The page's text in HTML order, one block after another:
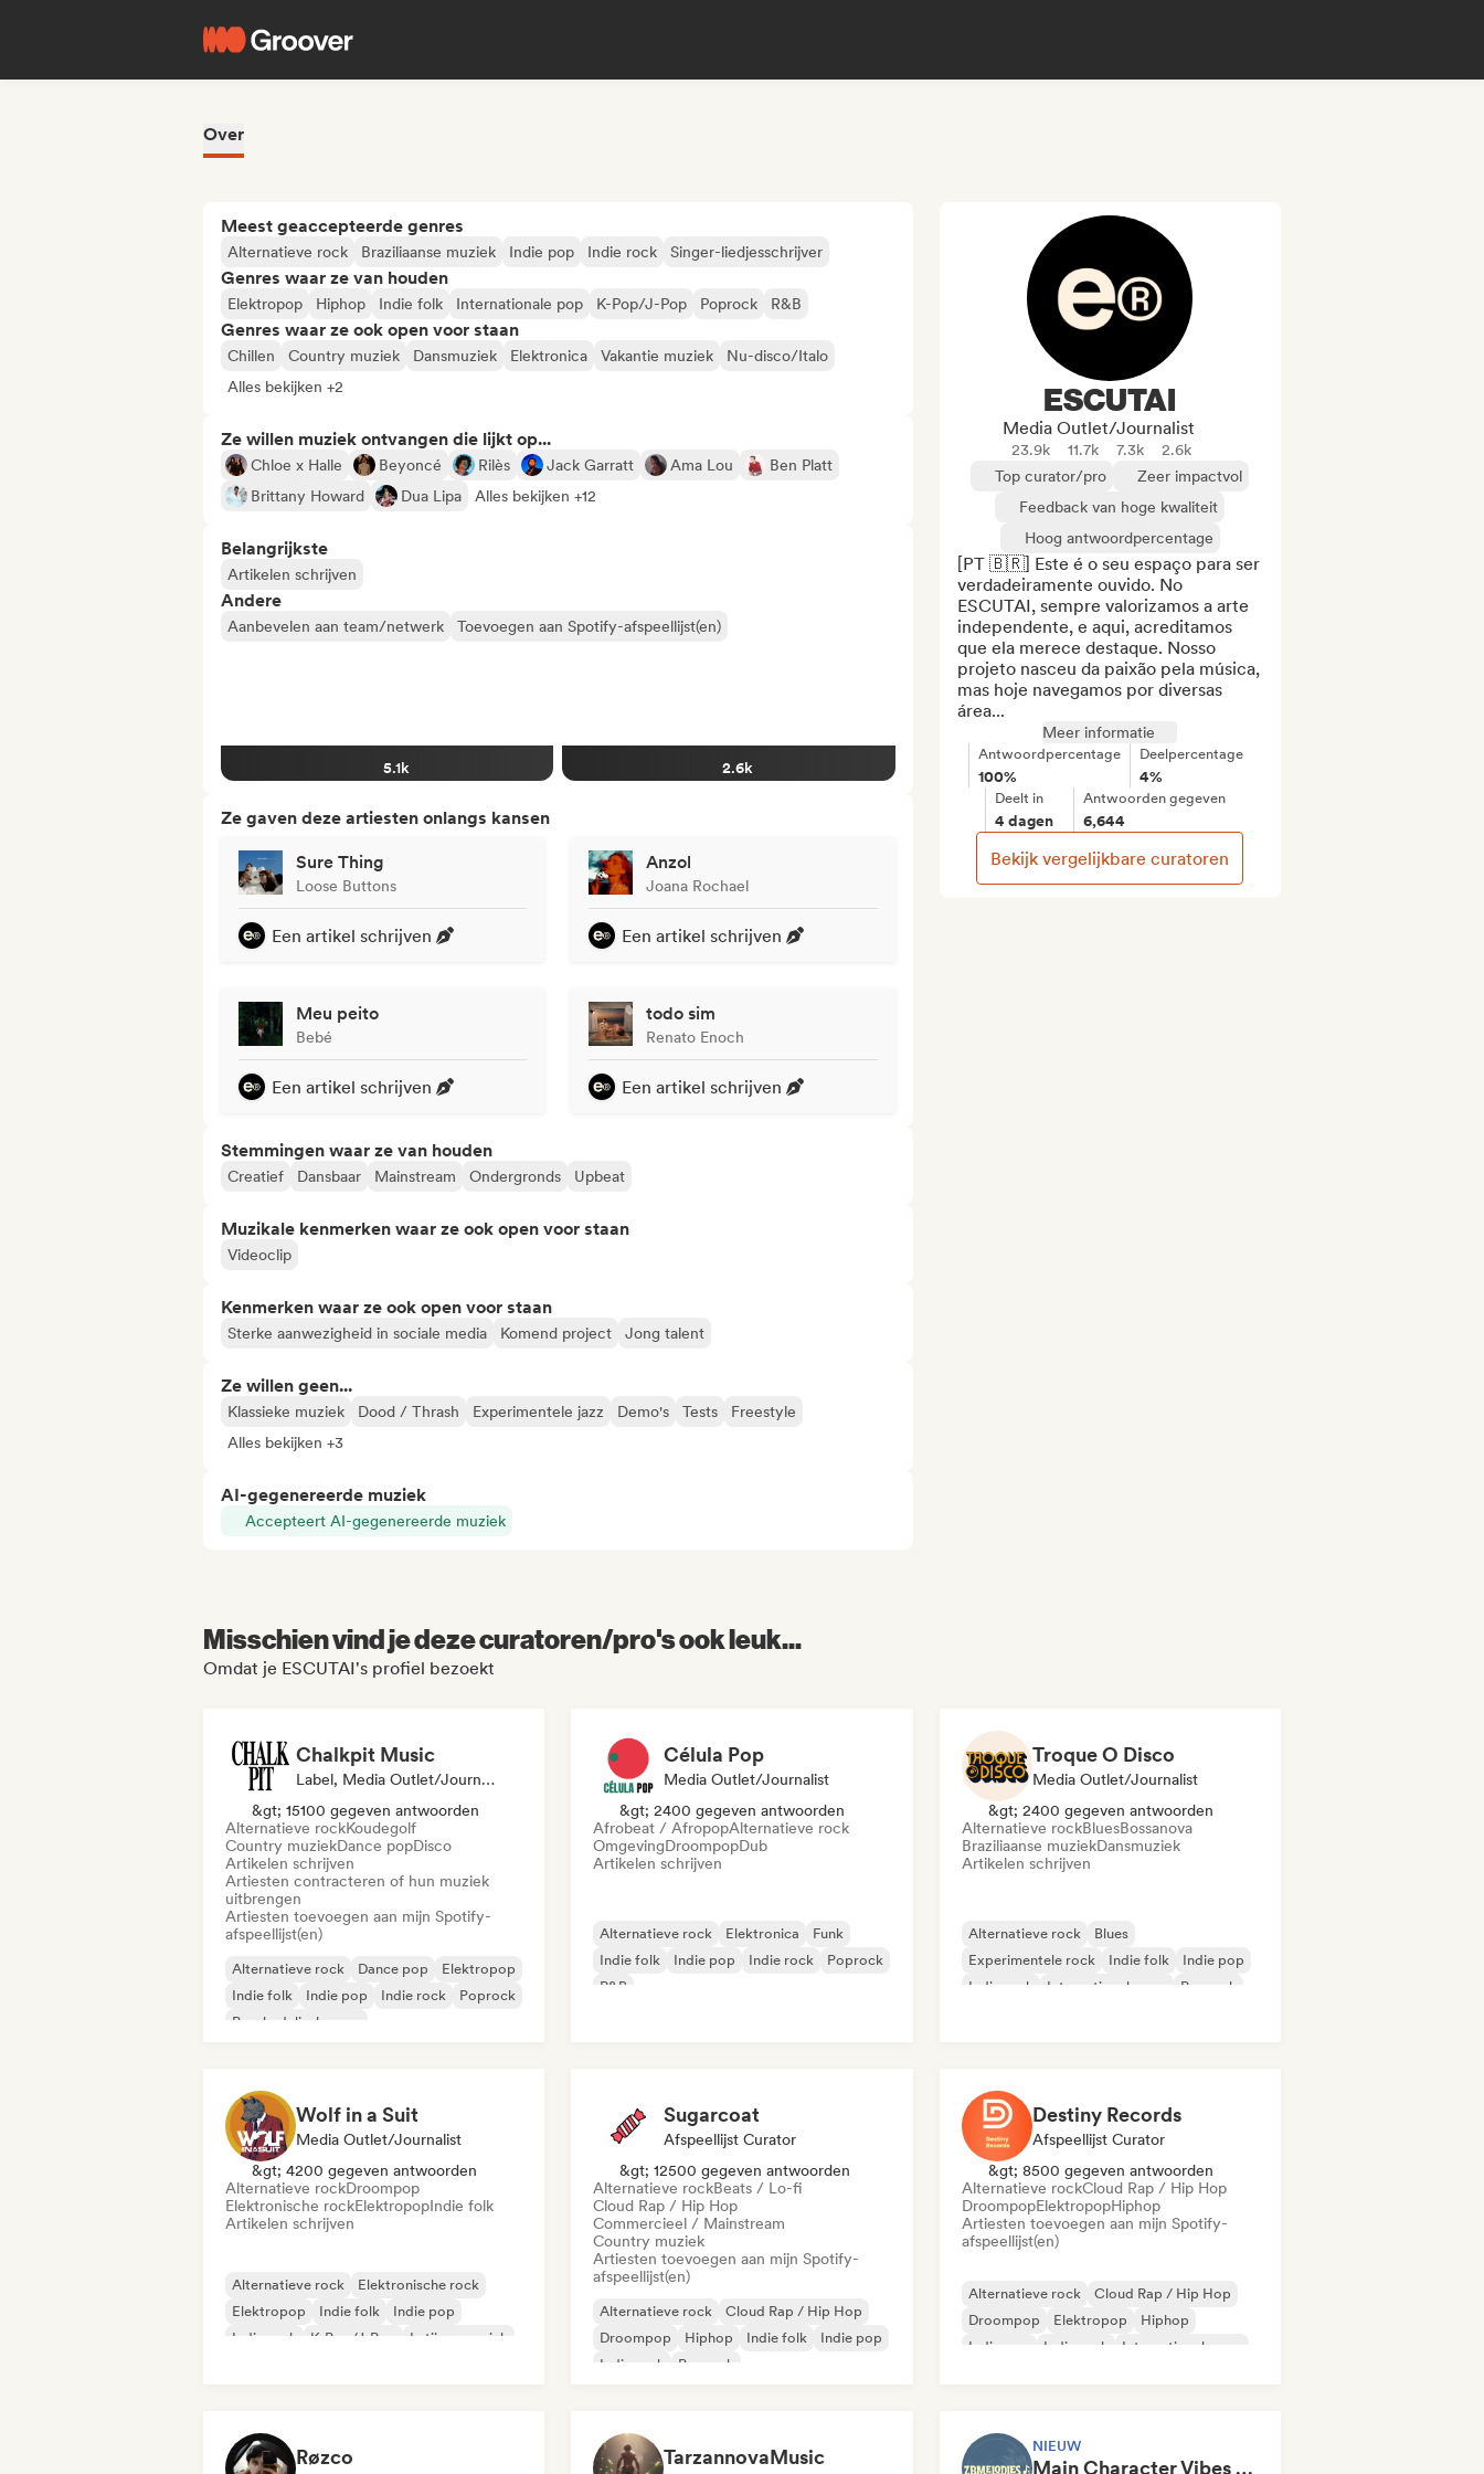
Over
Meest geaccepteerde genres
Alternatieve rock Braziliaanse muziek Indie pop Indie rock Singer-liedjesschrijver
Genres waar ze van houden
Elektropop Hiphop Indie folk Internationale pop K-Pop/J-Pop Poprock R&B
Genres waar ze ook open voor staan
Chillen Country muziek Dansmuziek Elektronica Vakantie muziek
Nu-disco/Italo
Alles bekijken +2
Ze willen muziek ontvangen die lijkt op...
Chloe x Halle Beyoncé Rilès Jack Garratt Ama Lou
Ben Platt
Brittany Howard
Dua Lipa Alles bekijken +12
Belangrijkste
Artikelen schrijven
Andere
Aanbevelen aan team/netwerk Toevoegen aan Spotify-afspeellijst(en)
5.1k 2.6k
Ze gaven deze artiesten onlangs kansen
Sure Thing
Loose Buttons
Een artikel schrijven
Anzol
Joana Rochael
Een artikel schrijven
Meu peito
Bebé
Een artikel schrijven
todo sim
Renato Enoch
Een artikel schrijven
Stemmingen waar ze van houden
Creatief Dansbaar Mainstream Ondergronds Upbeat
Muzikale kenmerken waar ze ook open voor staan
Videoclip
Kenmerken waar ze ook open voor staan
Sterke aanwezigheid in sociale media Komend project Jong talent
Ze willen geen...
Klassieke muziek Dood / Thrash Experimentele jazz Demo's Tests
Freestyle
Alles bekijken +3
AI-gegenereerde muziek
Accepteert AI-gegenereerde muziek
ESCUTAI
Media Outlet/Journalist
23.9k 11.7k 7.3k
2.6k
Top curator/pro
Zeer impactvol
Feedback van hoge kwaliteit
Hoog antwoordpercentage
[PT 🇧🇷] Este é o seu espaço para ser
verdadeiramente ouvido. No
ESCUTAI, sempre valorizamos a arte
independente, e aqui, acreditamos
que ela merece destaque. Nosso
projeto nasceu da paixão pela música,
mas hoje navegamos por diversas
área...
Meer informatie
Antwoordpercentage
100%
Deelpercentage
4%
Deelt in
4 dagen
Antwoorden gegeven
6,644
Bekijk vergelijkbare curatoren
Misschien vind je deze curatoren/pro's ook leuk...
Omdat je ESCUTAI's profiel bezoekt
Chalkpit Music
Label, Media Outlet/Journalist, Afspeellijst Curator
&gt; 15100 gegeven antwoorden
Alternatieve rockKoudegolf
Country muziekDance popDisco
Artikelen schrijven
Artiesten contracteren of hun muziek
uitbrengen
Artiesten toevoegen aan mijn Spotify-
afspeellijst(en)
Alternatieve rock Dance pop
Elektropop
Indie folk
Indie pop Indie rock
Poprock
Psychedelische pop
Célula Pop
Media Outlet/Journalist
&gt; 2400 gegeven antwoorden
Afrobeat / AfropopAlternatieve rock
OmgevingDroompopDub
Artikelen schrijven
Alternatieve rock Elektronica
Funk
Indie folk
Indie pop Indie rock
Poprock
R&B
Troque O Disco
Media Outlet/Journalist
&gt; 2400 gegeven antwoorden
Alternatieve rockBluesBossanova
Braziliaanse muziekDansmuziek
Artikelen schrijven
Alternatieve rock
Blues
Experimentele rock
Indie folk
Indie pop
Indie rock
Internationale pop Poprock
Wolf in a Suit
Media Outlet/Journalist
&gt; 4200 gegeven antwoorden
Alternatieve rockDroompop
Elektronische rockElektropopIndie folk
Artikelen schrijven
Alternatieve rock
Elektronische rock
Elektropop
Indie folk
Indie pop
Indie rock
K-Pop/J-Pop Latijnse muziek
Sugarcoat
Afspeellijst Curator
&gt; 12500 gegeven antwoorden
Alternatieve rockBeats / Lo-fi
Cloud Rap / Hip Hop
Commercieel / Mainstream
Country muziek
Artiesten toevoegen aan mijn Spotify-
afspeellijst(en)
Alternatieve rock
Cloud Rap / Hip Hop
Droompop
Hiphop Indie folk
Indie pop
Indie rock
Poprock
Destiny Records
Afspeellijst Curator
&gt; 8500 gegeven antwoorden
Alternatieve rockCloud Rap / Hip Hop
DroompopElektropopHiphop
Artiesten toevoegen aan mijn Spotify-
afspeellijst(en)
Alternatieve rock
Cloud Rap / Hip Hop
Droompop
Elektropop
Hiphop
Indie pop
Indie rock Internationale pop
Røzco TarzannovaMusic NIEUW
Main Character Vibes by ZBMelodies